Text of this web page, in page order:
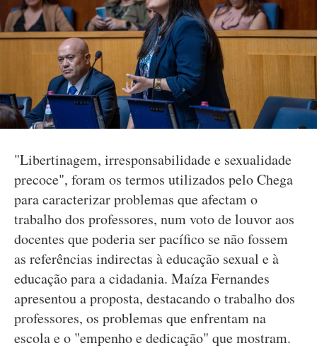
"Libertinagem, irresponsabilidade e sexualidade
precoce", foram os termos utilizados pelo Chega
para caracterizar problemas que afectam o
trabalho dos professores, num voto de louvor aos
docentes que poderia ser pacífico se não fossem
as referências indirectas à educação sexual e à
educação para a cidadania. Maíza Fernandes
apresentou a proposta, destacando o trabalho dos
professores, os problemas que enfrentam na
escola e o "empenho e dedicação" que mostram.